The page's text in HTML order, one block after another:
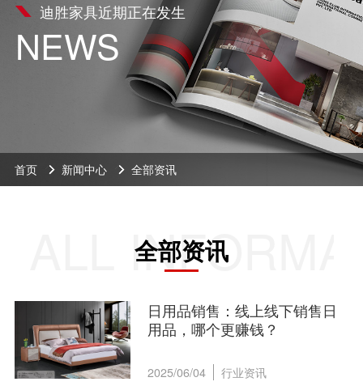
迪胜家具近期正在发生
NEWS
首页 新闻中心 全部资讯
ALL全部资讯
日用品销售：线上线下销售日
用品，哪个更赚钱？
2025/06/04 行业资讯